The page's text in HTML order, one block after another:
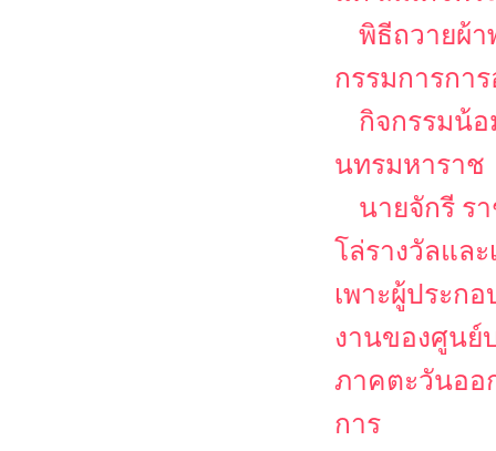
พิธีถวายผ้
กรรมการกา
กิจกรรมน้
นทรมหาราช
นายจักรี ร
โล่รางวัลแล
เพาะผู้ประก
งานของศูนย์
ภาคตะวันออ
การ